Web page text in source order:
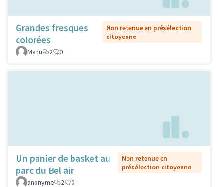
Grandes fresques
colorées
Non retenue en présélection
citoyenne
Manu
2 0
Un panier de basket au
parc du Bel air
Non retenue en
présélection citoyenne
anonyme
2 0